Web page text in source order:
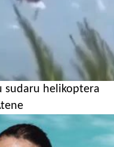
sudaru helikoptera